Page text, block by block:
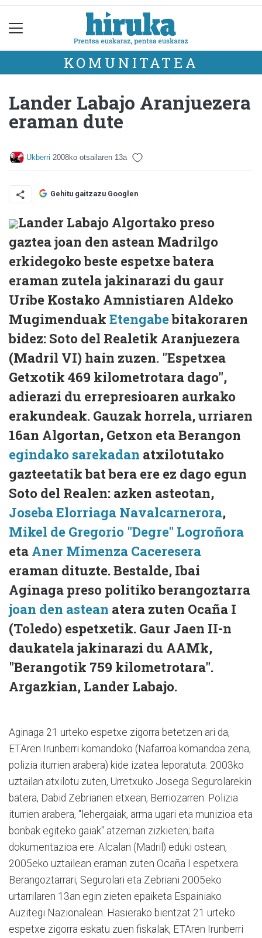
KOMUNITATEA
Lander Labajo Aranjuezera
eraman dute
Ukberri 2008ko otsailaren 13a
Gehitu gaitzazu Googlen
Lander Labajo Algortako preso
gaztea joan den astean Madrilgo
erkidegoko beste espetxe batera
eraman zutela jakinarazi du gaur
Uribe Kostako Amnistiaren Aldeko
Mugimenduak Etengabebitakoraren
bidez: Soto del Realetik Aranjuezera
(Madril VI) hain zuzen. "Espetxea
Getxotik 469 kilometrotara dago",
adierazi du errepresioaren aurkako
erakundeak. Gauzak horrela, urriaren
16an Algortan, Getxon eta Berangon
egindako sarekadan atxilotutako
gazteetatik bat bera ere ez dago egun
Soto del Realen: azken asteotan,
Joseba Elorriaga Navalcarnerora,
Mikel de Gregorio "Degre" Logroñora
eta Aner Mimenza Caceresera
eraman dituzte. Bestalde, Ibai
Aginaga preso politiko berangoztarra
joan den astean atera zuten Ocaña I
(Toledo) espetxetik. Gaur Jaen II-n
daukatela jakinarazi du AAMk,
"Berangotik 759 kilometrotara".
Argazkian, Lander Labajo.
Aginaga 21 urteko espetxe zigorra betetzen ari da,
ETAren Irunberri komandoko (Nafarroa komandoa zena,
polizia iturrien arabera) kide izatea leporatuta. 2003ko
uztailan atxilotu zuten, Urretxuko Josega Segurolarekin
batera, Dabid Zebrianen etxean, Berriozarren. Polizia
iturrien arabera, "lehergaiak, arma ugari eta munizioa eta
bonbak egiteko gaiak" atzeman zizkieten; baita
dokumentazioa ere. Alcalan (Madril) eduki ostean,
2005eko uztailean eraman zuten Ocaña I espetxera.
Berangoztarrari, Segurolari eta Zebriani 2005eko
urtarrilaren 13an egin zieten epaiketa Espainiako
Auzitegi Nazionalean. Hasierako bientzat 21 urteko
espetxe zigorra eskatu zuen fiskalak, ETAren Irunberri